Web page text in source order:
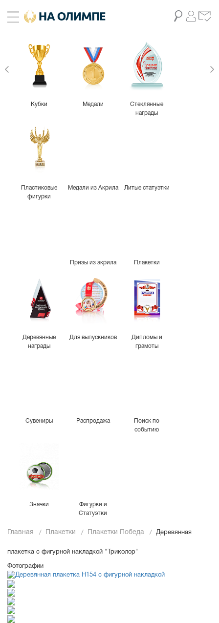
Кубки Медали
Стеклянные
награды
Пластиковые
фигурки
Медали из Акрила Литые статуэтки
Призы из акрила Плакетки
Деревянные
награды
Для выпускников
Дипломы и
грамоты
Сувениры Распродажа
Поиск по
событию
Значки
Фигурки и
Статуэтки
Главная Плакетки Плакетки Победа Деревянная
плакетка c фигурной накладкой "Триколор"
Фотографии